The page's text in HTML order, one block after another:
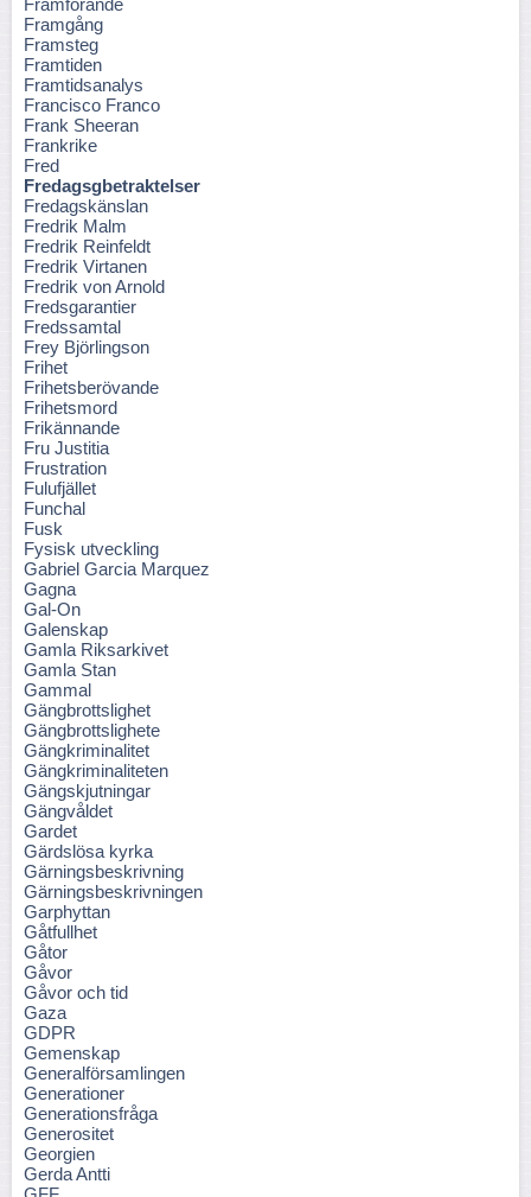
Framförande
Framgång
Framsteg
Framtiden
Framtidsanalys
Francisco Franco
Frank Sheeran
Frankrike
Fred
Fredagsgbetraktelser
Fredagskänslan
Fredrik Malm
Fredrik Reinfeldt
Fredrik Virtanen
Fredrik von Arnold
Fredsgarantier
Fredssamtal
Frey Björlingson
Frihet
Frihetsberövande
Frihetsmord
Frikännande
Fru Justitia
Frustration
Fulufjället
Funchal
Fusk
Fysisk utveckling
Gabriel Garcia Marquez
Gagna
Gal-On
Galenskap
Gamla Riksarkivet
Gamla Stan
Gammal
Gängbrottslighet
Gängbrottslighete
Gängkriminalitet
Gängkriminaliteten
Gängskjutningar
Gängvåldet
Gardet
Gärdslösa kyrka
Gärningsbeskrivning
Gärningsbeskrivningen
Garphyttan
Gåtfullhet
Gåtor
Gåvor
Gåvor och tid
Gaza
GDPR
Gemenskap
Generalförsamlingen
Generationer
Generationsfråga
Generositet
Georgien
Gerda Antti